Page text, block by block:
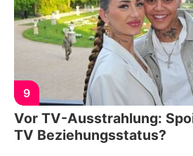
9
Vor TV-Ausstrahlung:
TV Beziehungsstatus?